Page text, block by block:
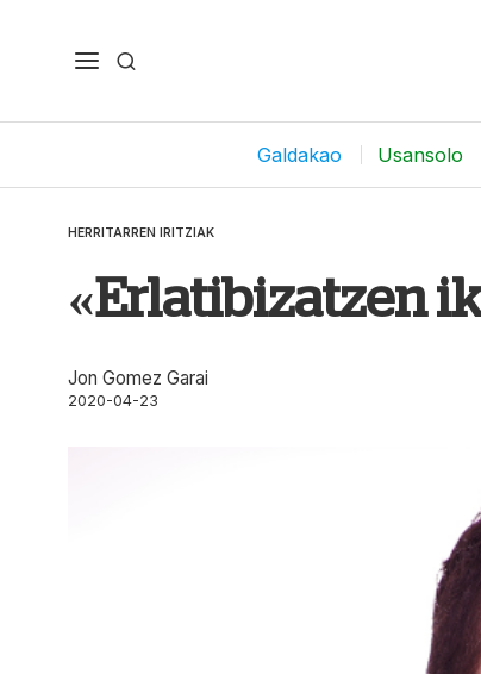
Galdakao Usansolo
HERRITARREN IRITZIAK
«Erlatibizatzen
Jon Gomez Garai
2020-04-23